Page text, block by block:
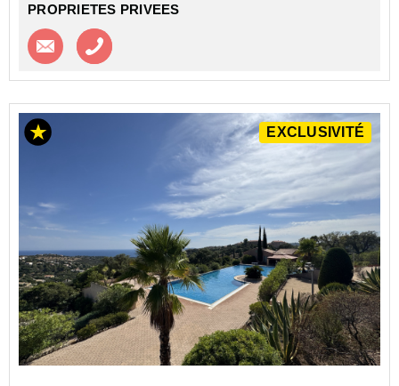
PROPRIETES PRIVEES
Contacter l'agence
EXCLUSIVITÉ